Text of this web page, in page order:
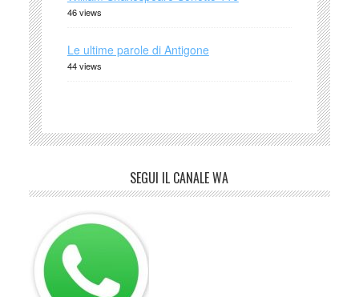
46 views
Le ultime parole di Antigone
44 views
SEGUI IL CANALE WA